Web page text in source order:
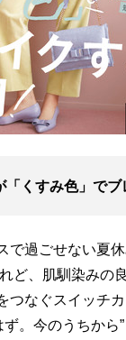
くすみ色」でブ
で過ごせない夏
ど、肌馴染みの
なぐスイッチ
。今のうちから